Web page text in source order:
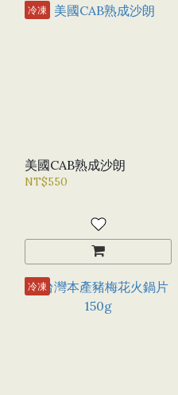
冷凍
美國CAB熟成沙朗
NT$550
冷凍